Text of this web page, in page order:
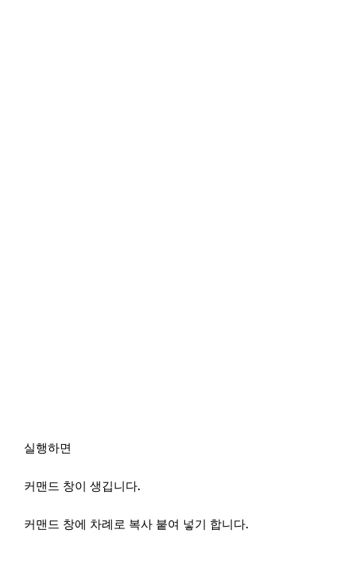
실행하면
커맨드 창이 생깁니다.
커맨드 창에 차례로 복사 붙여 넣기 합니다.